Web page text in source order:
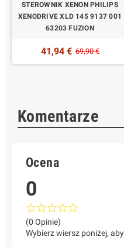
STEROWNIK XENON PHILIPS
XENODRIVE XLD 145 9137 001
63203 FUZION
41,94 € 69,90 €
Komentarze
Ocena
0
(0 Opinie)
Wybierz wiersz poniżej,